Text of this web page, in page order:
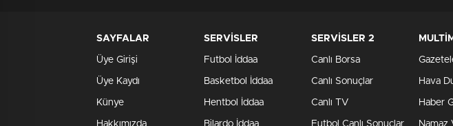
SAYFALAR
Üye Girişi
Üye Kaydı
Künye
Hakkımızda
SERVİSLER
Futbol İddaa
Basketbol İddaa
Hentbol İddaa
Bilardo İddaa
SERVİSLER 2
Canlı Borsa
Canlı Sonuçlar
Canlı TV
Futbol Canlı Sonuçlar
Hava
Haber
Namaz